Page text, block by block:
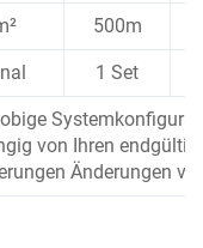
500m
1 Set
obige
von Ihren
Änderungen